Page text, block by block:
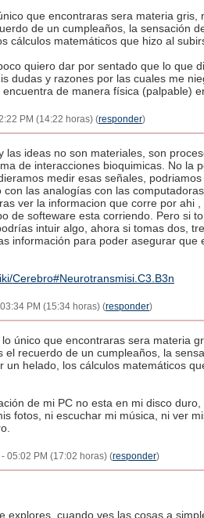
que encontraras sera materia gris,
de un cumpleaños, la sensación
cálculos matemáticos que hizo al
quiero dar por sentado que lo que
dudas y razones por las cuales me
de manera física (palpable)
PM (14:22 horas) (responder)
las ideas no son materiales, son
de interacciones bioquimicas. No la
medir esas señales, podriamos
con las analogías con las
ver la informacion que corre por ahi
de softeware esta corriendo. Pero si
intuir algo, ahora si tomas dos,
información para poder asegurar que
Cerebro#Neurotransmisi.C3.B3n
PM (15:34 horas) (responder)
único que encontraras sera materia
el recuerdo de un cumpleaños, la
un helado, los cálculos matemáticos
de mi PC no esta en mi disco
fotos, ni escuchar mi música, ni ver
05:02 PM (17:02 horas) (responder)
explores, cuando ves las cosas a